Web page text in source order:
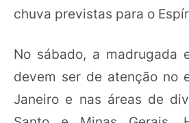
chuva previstas para o
No sábado, a madrugada
devem ser de atenção no
Janeiro e nas áreas de